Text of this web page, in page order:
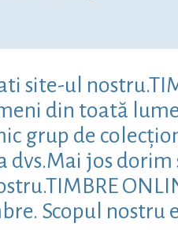
site-ul
din toată
grup de
dvs.Mai jos
Scopul nostru